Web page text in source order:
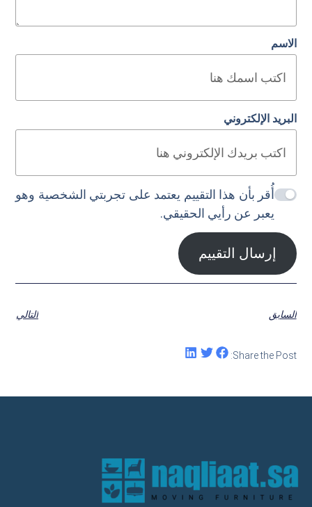
الاسم
البريد الإلكتروني
أُقر بأن هذا التقييم يعتمد على تجربتي الشخصية وهو
يعبر عن رأيي الحقيقي.
إرسال التقييم
السابق التالي
Share the Post: